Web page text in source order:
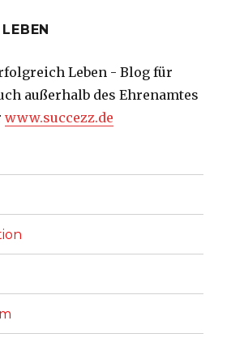
Leben - Blog für
außerhalb des Ehrenamtes
www.succezz.de